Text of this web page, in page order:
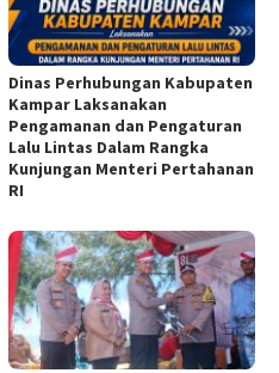
Dinas Perhubungan Kabupaten
Kampar Laksanakan
Pengamanan dan Pengaturan
Lalu Lintas Dalam Rangka
Kunjungan Menteri Pertahanan
RI